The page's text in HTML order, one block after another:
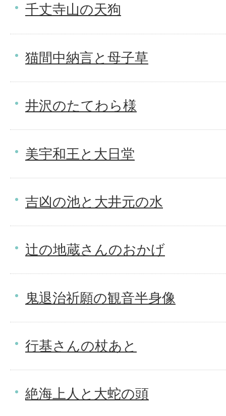
千丈寺山の天狗
猫間中納言と母子草
井沢のたてわら様
美宇和王と大日堂
吉凶の池と大井元の水
辻の地蔵さんのおかげ
鬼退治祈願の観音半身像
行基さんの杖あと
絶海上人と大蛇の頭